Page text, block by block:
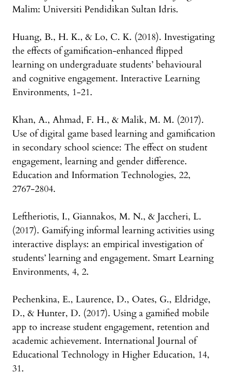
Malim: Universiti Pendidikan Sultan Idris.
Huang, B., H. K., & Lo, C. K. (2018). Investigating
the effects of gamification-enhanced flipped
learning on undergraduate students’ behavioural
and cognitive engagement. Interactive Learning
Environments, 1-21.
Khan, A., Ahmad, F. H., & Malik, M. M. (2017).
Use of digital game based learning and gamification
in secondary school science: The effect on student
engagement, learning and gender difference.
Education and Information Technologies, 22,
2767-2804.
Leftheriotis, I., Giannakos, M. N., & Jaccheri, L.
(2017). Gamifying informal learning activities using
interactive displays: an empirical investigation of
students’ learning and engagement. Smart Learning
Environments, 4, 2.
Pechenkina, E., Laurence, D., Oates, G., Eldridge,
D., & Hunter, D. (2017). Using a gamified mobile
app to increase student engagement, retention and
academic achievement. International Journal of
Educational Technology in Higher Education, 14,
31.